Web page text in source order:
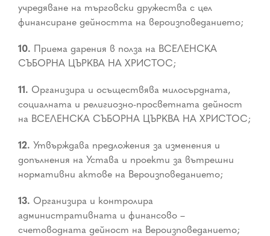
учредяване на търговски дружества с цел
финансиране дейността на вероизповеданието;
10. Приема дарения в полза на ВСЕЛЕНСКА
СЪБОРНА ЦЪРКВА НА ХРИСТОС;
11. Организира и осъществява милосърдната,
социалната и религиозно-просветната дейност
на ВСЕЛЕНСКА СЪБОРНА ЦЪРКВА НА ХРИСТОС;
12. Утвърждава предложения за изменения и
допълнения на Устава и проекти за вътрешни
нормативни актове на Вероизповеданието;
13. Организира и контролира
административната и финансово –
счетоводната дейност на Вероизповеданието;